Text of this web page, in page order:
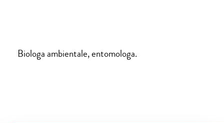
Biologa ambientale, entomologa.